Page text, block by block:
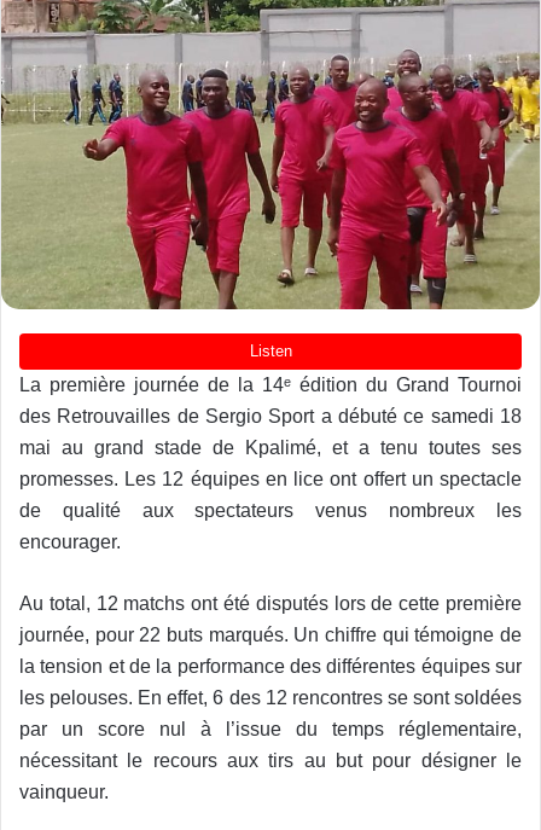
La première journée de la 14ᵉ édition du Grand Tournoi
des Retrouvailles de Sergio Sport a débuté ce samedi 18
mai au grand stade de Kpalimé, et a tenu toutes ses
promesses. Les 12 équipes en lice ont offert un spectacle
de qualité aux spectateurs venus nombreux les
encourager.
Au total, 12 matchs ont été disputés lors de cette première
journée, pour 22 buts marqués. Un chiffre qui témoigne de
la tension et de la performance des différentes équipes sur
les pelouses. En effet, 6 des 12 rencontres se sont soldées
par un score nul à l’issue du temps réglementaire,
nécessitant le recours aux tirs au but pour désigner le
vainqueur.